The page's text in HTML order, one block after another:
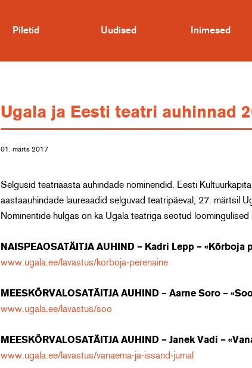
Piletid Uudised Inimesed
Ugala ja Eesti teatri auhinnad
01. märts 2017
Selgusid teatriaasta auhindade nominendid. Eesti
aastaauhindade laureaadid selguvad teatripäeval, 27. märtsil
Nominentide hulgas on ka Ugala teatriga seotud loomingulised
NAISPEAOSATÄITJA AUHIND – Kadri Lepp – «Kõrboja
www.ugala.ee/lavastus/korboja-perenaine
MEESKÕRVALOSATÄITJA AUHIND – Aarne Soro –
www.ugala.ee/lavastus/soo
MEESKÕRVALOSATÄITJA AUHIND – Janek Vadi –
www.ugala.ee/lavastus/vanaema-ja-issand-jumal